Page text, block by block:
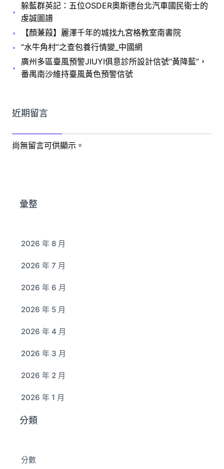
躲藍群英記：五位OSDER奧斯德台北汽車國民衛士的
虔誠圖譜
【顏蒹葭】麗澤千年的城找九宮格教室南書院
“水牛角村”之查包養行情變_中國網
廣州多區臺風預警JIUYI俱意診所設計信號“黃降藍”，
番禺南沙維持臺風黃色預警信號
近期留言
尚無留言可供顯示。
彙整
2026 年 8 月
2026 年 7 月
2026 年 6 月
2026 年 5 月
2026 年 4 月
2026 年 3 月
2026 年 2 月
2026 年 1 月
分類
分數